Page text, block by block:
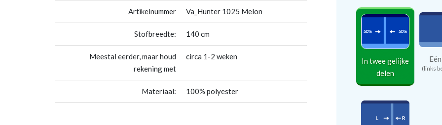
Artikelnummer Va_Hunter 1025 Melon
Stofbreedte: 140 cm
Meestal eerder, maar houd
rekening met
circa 1-2 weken
Materiaal: 100% polyester
In twee gelijke
delen
(links